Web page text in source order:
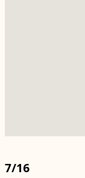
7/16